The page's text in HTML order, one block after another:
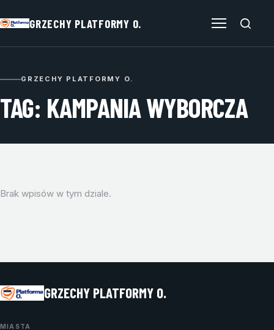
GRZECHY PLATFORMY O.
GRZECHY PLATFORMY O.
TAG: KAMPANIA WYBORCZA
Brak wpisów w tym dziale.
GRZECHY PLATFORMY O.
MIASTA